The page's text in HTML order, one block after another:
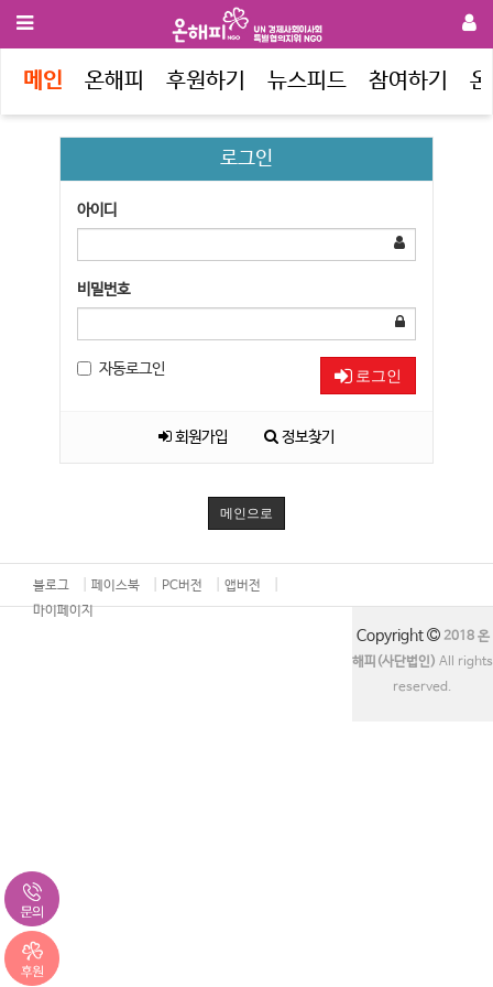
메인 온해피 후원하기 뉴스피드 참여하기
로그인
아이디
비밀번호
자동로그인 로그인
회원가입 정보찾기
메인으로
블로그 페이스북 PC버전
앱버전
마이페이지
Copyright
2018 온
해피(사단법인) All rights
reserved.